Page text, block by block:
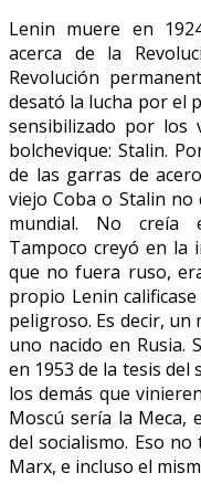
Lenin muere en
acerca de la
Revolución
desató la lucha por el
sensibilizado por los
bolchevique: Stalin.
de las garras de
viejo Coba o Stalin
mundial. No creía
Tampoco creyó en la
que no fuera ruso,
propio Lenin
peligroso. Es decir,
uno nacido en Rusia.
en 1953 de la tesis del
los demás que
Moscú sería la Meca,
del socialismo. Eso
Marx, e incluso el